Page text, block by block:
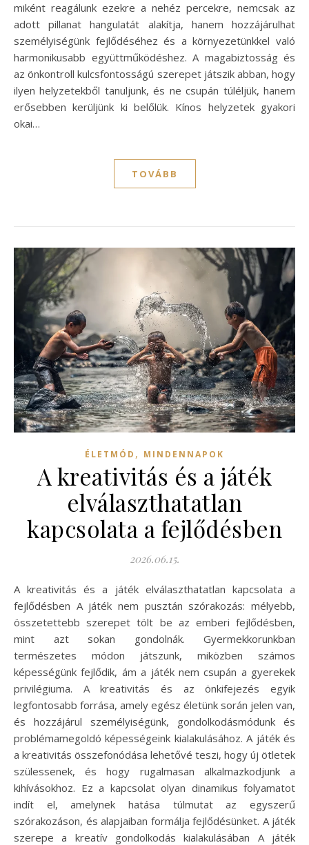
miként reagálunk ezekre a nehéz percekre, nemcsak az
adott pillanat hangulatát alakítja, hanem hozzájárulhat
személyiségünk fejlődéséhez és a környezetünkkel való
harmonikusabb együttműködéshez. A magabiztosság és
az önkontroll kulcsfontosságú szerepet játszik abban, hogy
ilyen helyzetekből tanuljunk, és ne csupán túléljük, hanem
erősebben kerüljünk ki belőlük. Kínos helyzetek gyakori
okai…
TOVÁBB
ÉLETMÓD , MINDENNAPOK
A kreativitás és a játék
elválaszthatatlan
kapcsolata a fejlődésben
2026.06.15.
A kreativitás és a játék elválaszthatatlan kapcsolata a
fejlődésben A játék nem pusztán szórakozás: mélyebb,
összetettebb szerepet tölt be az emberi fejlődésben,
mint azt sokan gondolnák. Gyermekkorunkban
természetes módon játszunk, miközben számos
képességünk fejlődik, ám a játék nem csupán a gyerekek
privilégiuma. A kreativitás és az önkifejezés egyik
legfontosabb forrása, amely egész életünk során jelen van,
és hozzájárul személyiségünk, gondolkodásmódunk és
problémamegoldó képességeink kialakulásához. A játék és
a kreativitás összefonódása lehetővé teszi, hogy új ötletek
szülessenek, és hogy rugalmasan alkalmazkodjunk a
kihívásokhoz. Ez a kapcsolat olyan dinamikus folyamatot
indít el, amelynek hatása túlmutat az egyszerű
szórakozáson, és alapjaiban formálja fejlődésünket. A játék
szerepe a kreatív gondolkodás kialakulásában A játék